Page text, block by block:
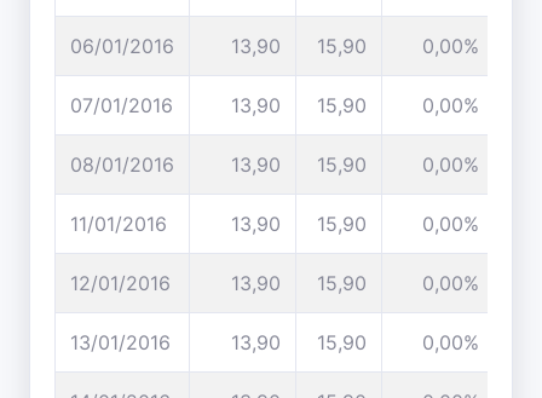
06/01/2016 13,90 15,90 0,00%
07/01/2016 13,90 15,90 0,00%
08/01/2016 13,90 15,90 0,00%
11/01/2016 13,90 15,90 0,00%
12/01/2016 13,90 15,90 0,00%
13/01/2016 13,90 15,90 0,00%